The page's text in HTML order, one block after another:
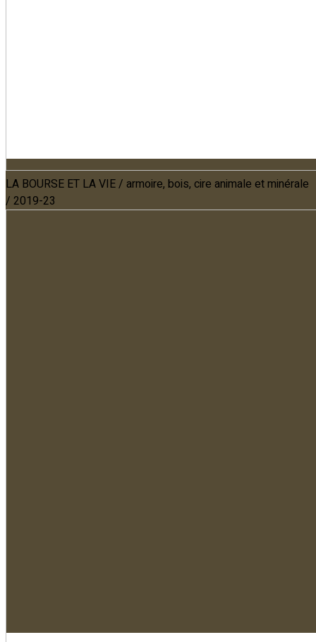
LA BOURSE ET LA VIE / armoire, bois, cire animale et minérale
/ 2019-23